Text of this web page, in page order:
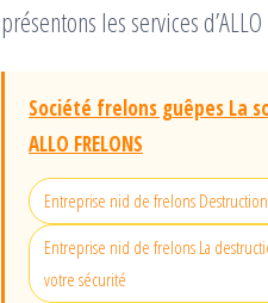
présentons les services
Société frelons guêpes La
ALLO FRELONS
Entreprise nid de frelons
Entreprise nid de frelons La
votre sécurité